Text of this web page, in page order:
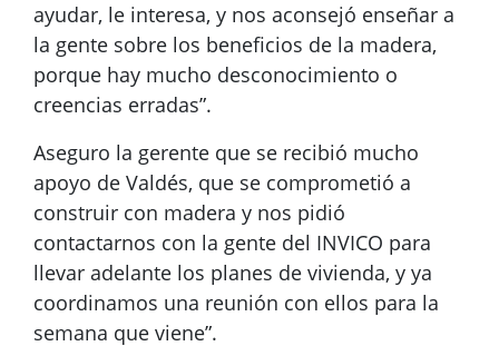
ayudar, le interesa, y nos aconsejó enseñar a
la gente sobre los beneficios de la madera,
porque hay mucho desconocimiento o
creencias erradas”.
Aseguro la gerente que se recibió mucho
apoyo de Valdés, que se comprometió a
construir con madera y nos pidió
contactarnos con la gente del INVICO para
llevar adelante los planes de vivienda, y ya
coordinamos una reunión con ellos para la
semana que viene”.